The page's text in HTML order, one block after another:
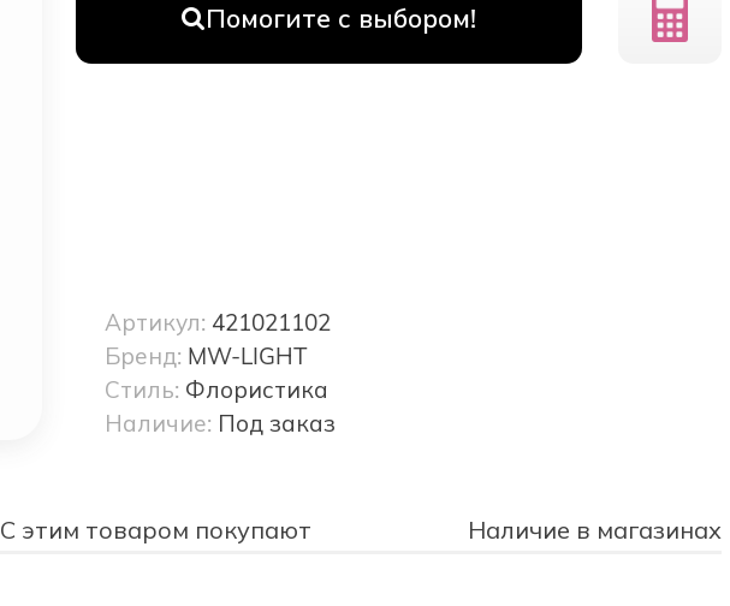
Помогите с выбором!
Артикул: 421021102
Бренд: MW-LIGHT
Стиль: Флористика
Наличие: Под заказ
С этим товаром покупают Наличие в магазинах